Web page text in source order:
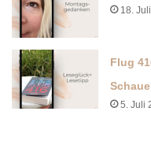
18.
Flug
5. Juli